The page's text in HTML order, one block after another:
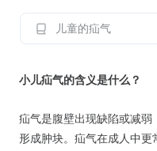
儿童的疝气
小儿疝气的含义是什么？
疝气是腹壁出现缺陷或减弱
形成肿块。疝气在成人中